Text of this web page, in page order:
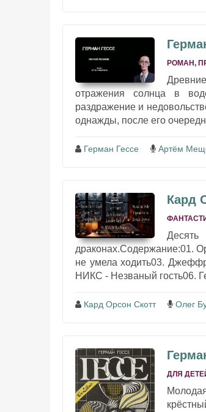
РОМАН,
отражения солнца в
раздражение и
однажды, после его
Герман Гессе Артём
Кард
драконах.Содержание:01.
не умела ходить03.
НИКС - Незваный гость06.
Кард Орсон Скотт Олег
ДЛЯ